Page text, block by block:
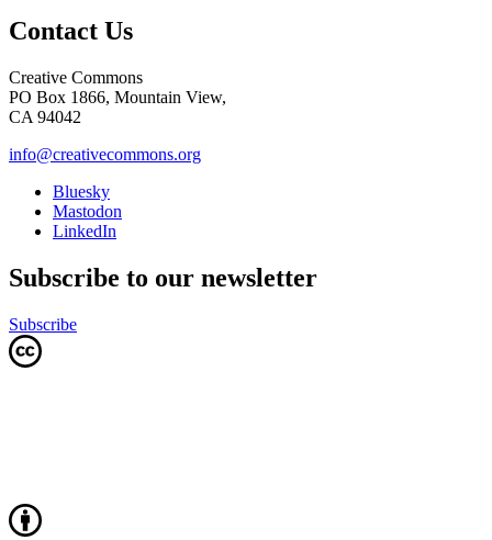
Contact Us
Creative Commons
PO Box 1866, Mountain View,
CA 94042
info@creativecommons.org
Bluesky
Mastodon
LinkedIn
Subscribe to our newsletter
Subscribe